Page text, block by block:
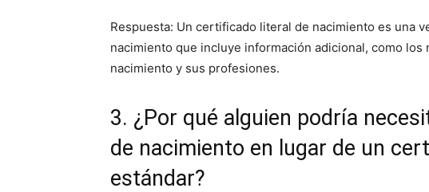
Respuesta: Un certificado literal de nacimiento es una
nacimiento que incluye información adicional, como los
nacimiento y sus profesiones.
3. ¿Por qué alguien podría
de nacimiento en lugar de un
estándar?